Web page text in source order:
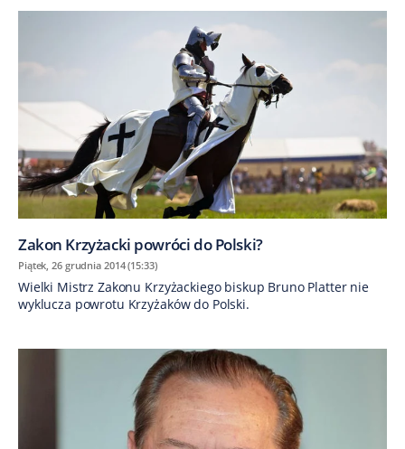
Zakon Krzyżacki powróci do Polski?
Piątek, 26 grudnia 2014 (15:33)
Wielki Mistrz Zakonu Krzyżackiego biskup Bruno Platter nie
wyklucza powrotu Krzyżaków do Polski.